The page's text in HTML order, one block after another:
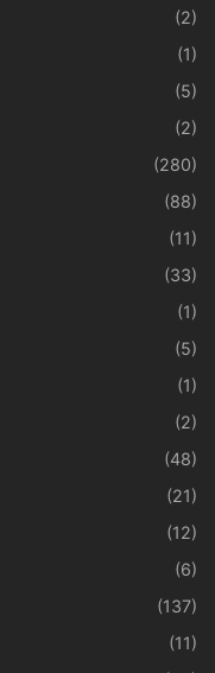
(2)
(1)
(5)
(2)
(280)
(88)
(11)
(33)
(1)
(5)
(1)
(2)
(48)
(21)
(12)
(6)
(137)
(11)